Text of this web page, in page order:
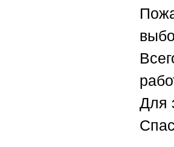
Для